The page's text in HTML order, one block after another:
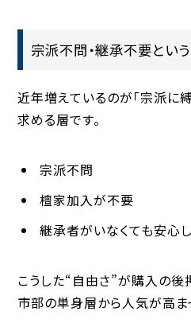
宗派不問・継承不要とい
近年増えているのが「宗派に
求める層です。
宗派不問
檀家加入が不要
継承者がいなくても安心
こうした“自由さ”が購入の後
市部の単身層から人気が高ま